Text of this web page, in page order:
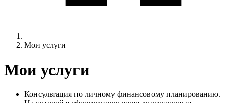
Мои услуги
Мои услуги
Консультация по личному финансовому планированию.